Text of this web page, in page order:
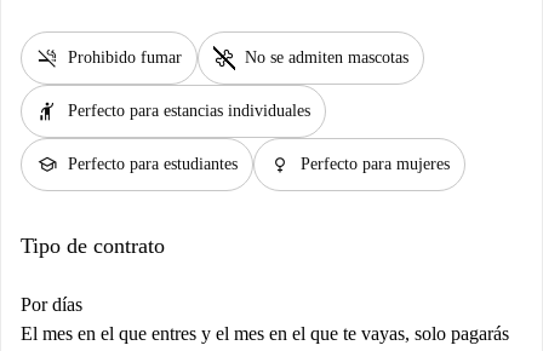
smoke_free Prohibido fumar pet_supplies No se admiten mascotas
hail Perfecto para estancias individuales
school Perfecto para estudiantes female Perfecto para mujeres
Tipo de contrato
Por días
El mes en el que entres y el mes en el que te vayas, solo pagarás